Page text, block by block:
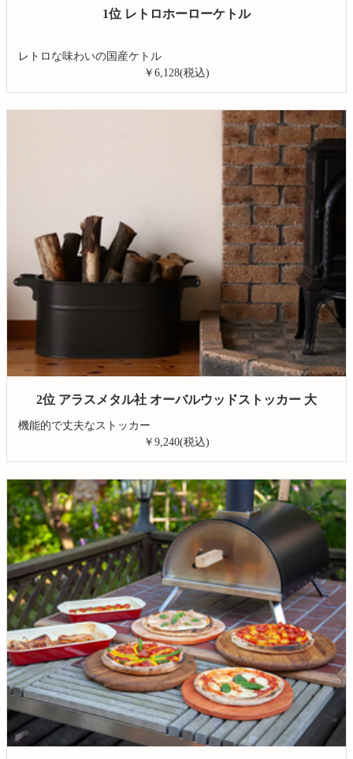
1位 レトロホーローケトル
レトロな味わいの国産ケトル
￥6,128(税込)
2位 アラスメタル社 オーバルウッドストッカー 大
機能的で丈夫なストッカー
￥9,240(税込)